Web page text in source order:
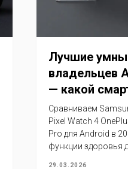
Лучшие
владельцев
— какой
Сравниваем
Pixel Watch 4
Pro для Android в
функции здоровья
29.03.2026